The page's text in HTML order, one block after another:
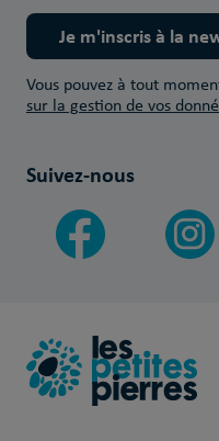
Je m'inscris à la
Vous pouvez à tout
sur la gestion de vos
Suivez-nous